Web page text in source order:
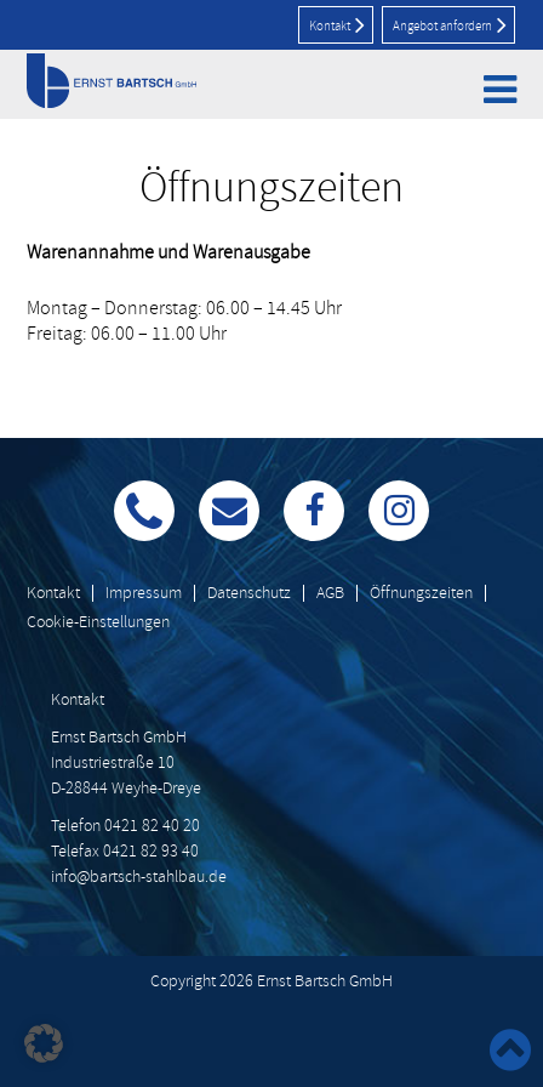
Kontakt Angebot anfordern
Home>
Öffnungszeiten
Warenannahme und Warenausgabe
Montag – Donnerstag: 06.00 – 14.45 Uhr
Freitag: 06.00 – 11.00 Uhr
Kontakt Impressum Datenschutz AGB
Öffnungszeiten
Cookie-Einstellungen
Kontakt
Ernst Bartsch GmbH
Industriestraße 10
D-28844 Weyhe-Dreye
Telefon 0421 82 40 20
Telefax 0421 82 93 40
info@bartsch-stahlbau.de
Copyright 2026 Ernst Bartsch GmbH